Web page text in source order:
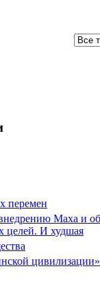
перемен
Маха и
целей. И худшая
цивилизации»